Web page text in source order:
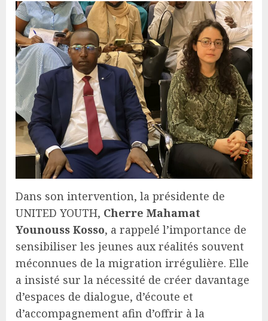
Dans son intervention, la présidente de
UNITED YOUTH, Cherre Mahamat
Younouss Kosso, a rappelé l’importance de
sensibiliser les jeunes aux réalités souvent
méconnues de la migration irrégulière. Elle
a insisté sur la nécessité de créer davantage
d’espaces de dialogue, d’écoute et
d’accompagnement afin d’offrir à la